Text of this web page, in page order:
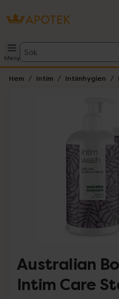
Meny
Sök
Hem Intim Intimhygien
Australian
Intim Care